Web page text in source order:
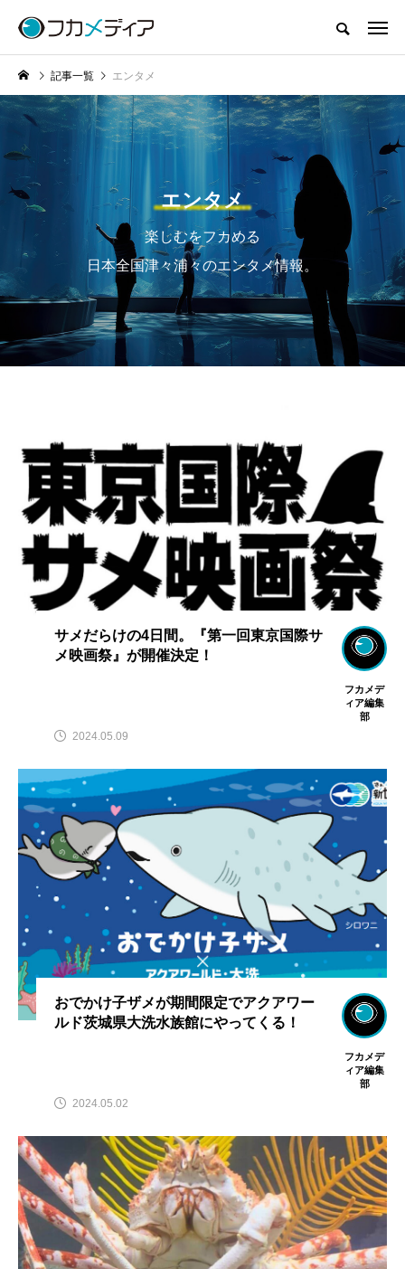
記事一覧 エンタメ
エンタメ
楽しむをフカめる
日本全国津々浦々のエンタメ情報。
サメだらけの4日間。『第一回東京国際サ
メ映画祭』が開催決定！
フカメデ
ィア編集
部
2024.05.09
おでかけ子ザメが期間限定でアクアワー
ルド茨城県大洗水族館にやってくる！
フカメデ
ィア編集
部
2024.05.02